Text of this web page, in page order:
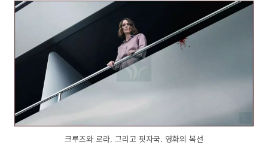
크루즈와 로라. 그리고 핏자국. 영화의 복선